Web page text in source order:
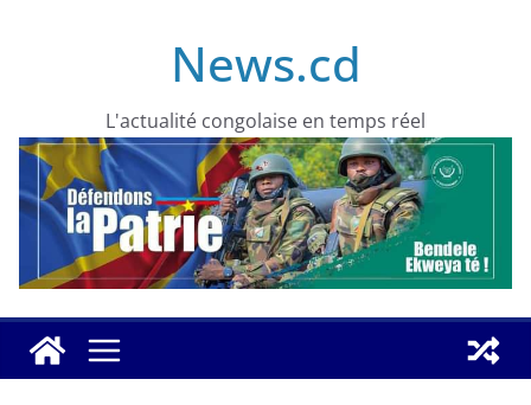
News.cd
L'actualité congolaise en temps réel